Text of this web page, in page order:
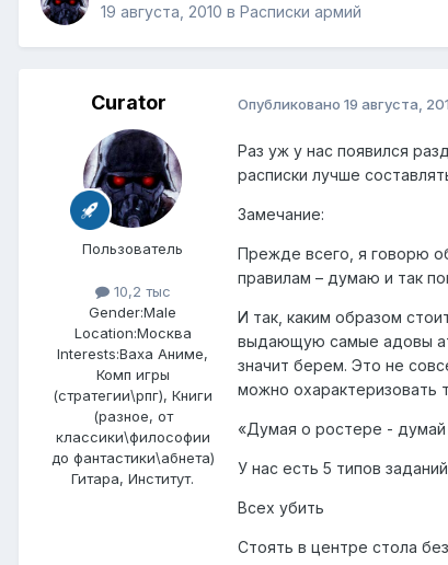
19 августа, 2010 в Расписки армий
Curator
Пользователь
10,2 тыс
Gender:Male
Location:Москва
Interests:Ваха Аниме,
Комп игры
(стратегии\рпг), Книги
(разное, от
классики\философии
до фантастики\абнета)
Гитара, Институт.
Опубликовано 19 августа,
Раз уж у нас появился
расписки лучше
Замечание:
Прежде всего, я говорю
правилам – думаю и так
И так, каким образом
выдающую самые адовы
значит берем. Это не
можно охарактеризовать
«Думая о ростере - думай
У нас есть 5 типов
Всех убить
Стоять в центре стола